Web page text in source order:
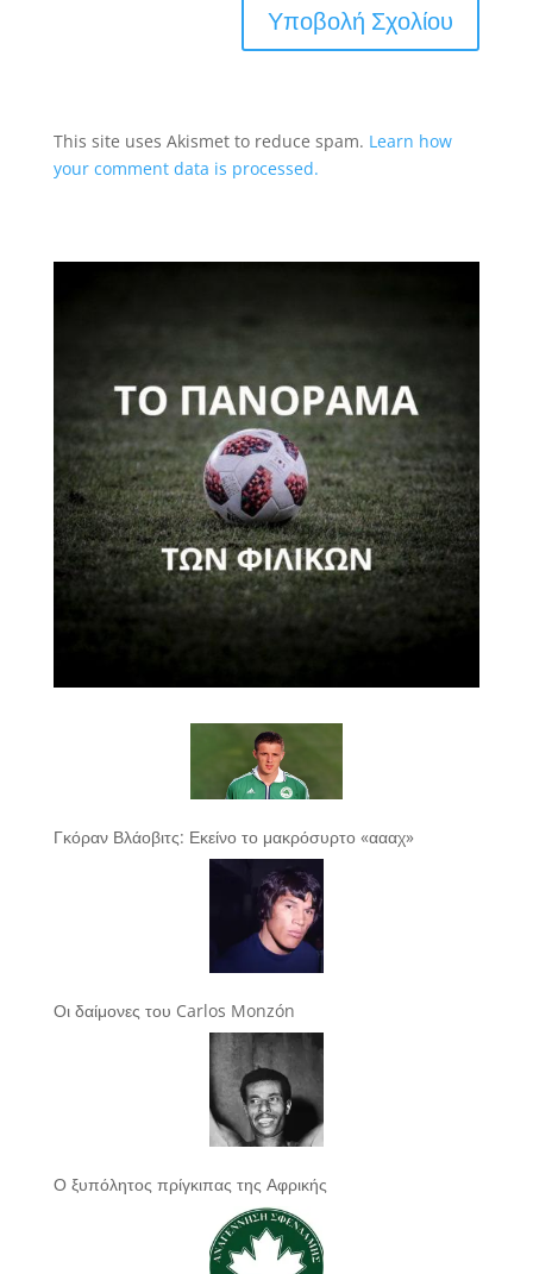
This site uses Akismet to reduce spam. Learn how
your comment data is processed.
Γκόραν Βλάοβιτς: Εκείνο το μακρόσυρτο «αααχ»
Οι δαίμονες του Carlos Monzón
Ο ξυπόλητος πρίγκιπας της Αφρικής